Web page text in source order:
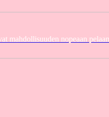
mahdollisuuden nopeaan